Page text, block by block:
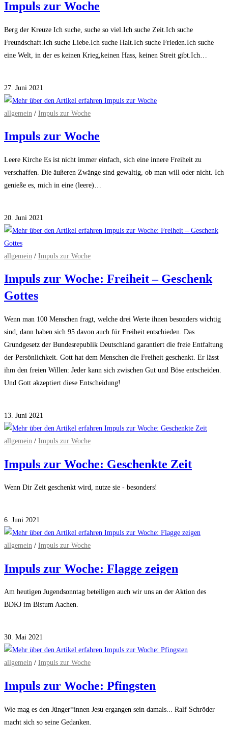
Impuls zur Woche
Berg der Kreuze Ich suche, suche so viel.Ich suche Zeit.Ich suche
Freundschaft.Ich suche Liebe.Ich suche Halt.Ich suche Frieden.Ich suche
eine Welt, in der es keinen Krieg,keinen Hass, keinen Streit gibt.Ich…
27. Juni 2021
allgemein / Impuls zur Woche
Impuls zur Woche
Leere Kirche Es ist nicht immer einfach, sich eine innere Freiheit zu
verschaffen. Die äußeren Zwänge sind gewaltig, ob man will oder nicht. Ich
genieße es, mich in eine (leere)…
20. Juni 2021
allgemein / Impuls zur Woche
Impuls zur Woche: Freiheit – Geschenk
Gottes
Wenn man 100 Menschen fragt, welche drei Werte ihnen besonders wichtig
sind, dann haben sich 95 davon auch für Freiheit entschieden. Das
Grundgesetz der Bundesrepublik Deutschland garantiert die freie Entfaltung
der Persönlichkeit. Gott hat dem Menschen die Freiheit geschenkt. Er lässt
ihm den freien Willen: Jeder kann sich zwischen Gut und Böse entscheiden.
Und Gott akzeptiert diese Entscheidung!
13. Juni 2021
allgemein / Impuls zur Woche
Impuls zur Woche: Geschenkte Zeit
Wenn Dir Zeit geschenkt wird, nutze sie - besonders!
6. Juni 2021
allgemein / Impuls zur Woche
Impuls zur Woche: Flagge zeigen
Am heutigen Jugendsonntag beteiligen auch wir uns an der Aktion des
BDKJ im Bistum Aachen.
30. Mai 2021
allgemein / Impuls zur Woche
Impuls zur Woche: Pfingsten
Wie mag es den Jünger*innen Jesu ergangen sein damals... Ralf Schröder
macht sich so seine Gedanken.